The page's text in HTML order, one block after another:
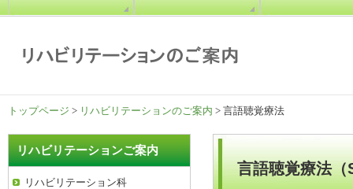
トップページ > リハビリテーションのご案内 > 言語聴覚療法
言語聴覚療法
リハビリテーションご案内
リハビリテーション科